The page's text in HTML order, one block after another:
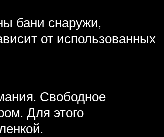
бани снаружи,
от использованных
Свободное
Для этого